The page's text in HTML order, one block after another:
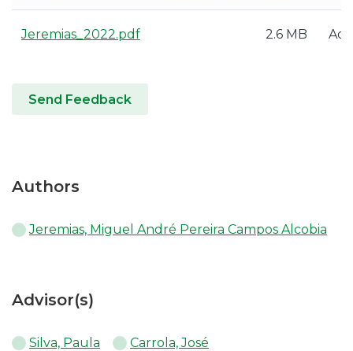
Jeremias_2022.pdf 2.6 MB
Send Feedback
Authors
Jeremias, Miguel André Pereira Campos Alcobia
Advisor(s)
Silva, Paula Carrola, José